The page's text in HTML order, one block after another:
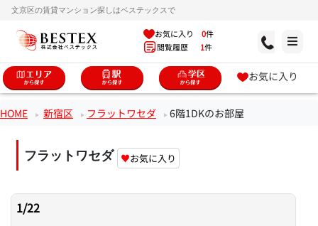
文京区の賃貸マンション探しはベステックスで
お気に入り 0件
閲覧履歴 1件
お気に入り
HOME 新宿区 フラットワセダ 6階1DKのお部屋
フラットワセダ ♥お気に入り
1/22